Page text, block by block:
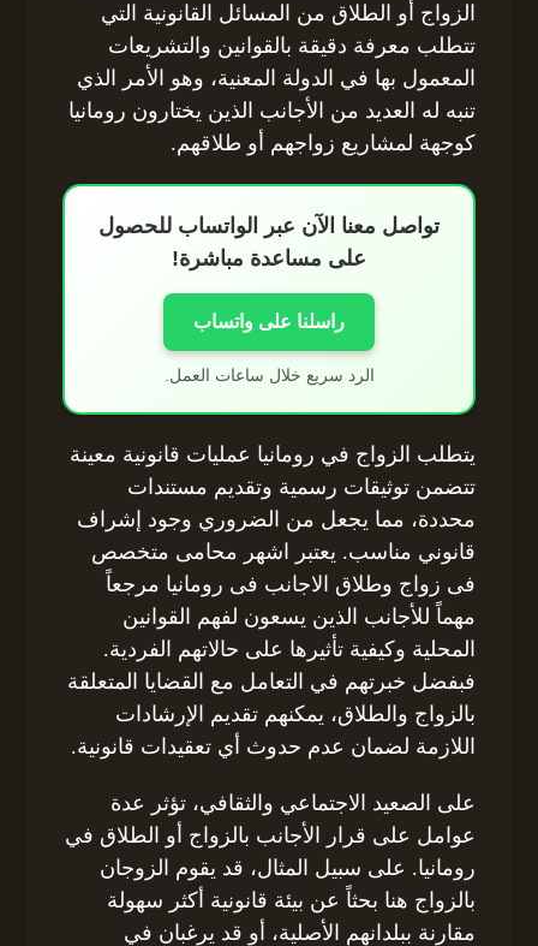
الزواج أو الطلاق من المسائل القانونية التي
تتطلب معرفة دقيقة بالقوانين والتشريعات
المعمول بها في الدولة المعنية، وهو الأمر الذي
تنبه له العديد من الأجانب الذين يختارون رومانيا
كوجهة لمشاريع زواجهم أو طلاقهم.
تواصل معنا الآن عبر الواتساب للحصول
على مساعدة مباشرة!
راسلنا على واتساب
الرد سريع خلال ساعات العمل.
يتطلب الزواج في رومانيا عمليات قانونية معينة
تتضمن توثيقات رسمية وتقديم مستندات
محددة، مما يجعل من الضروري وجود إشراف
قانوني مناسب. يعتبر اشهر محامى متخصص
فى زواج وطلاق الاجانب فى رومانيا مرجعاً
مهماً للأجانب الذين يسعون لفهم القوانين
المحلية وكيفية تأثيرها على حالاتهم الفردية.
فبفضل خبرتهم في التعامل مع القضايا المتعلقة
بالزواج والطلاق، يمكنهم تقديم الإرشادات
اللازمة لضمان عدم حدوث أي تعقيدات قانونية.
على الصعيد الاجتماعي والثقافي، تؤثر عدة
عوامل على قرار الأجانب بالزواج أو الطلاق في
رومانيا. على سبيل المثال، قد يقوم الزوجان
بالزواج هنا بحثاً عن بيئة قانونية أكثر سهولة
مقارنة ببلدانهم الأصلية، أو قد يرغبان في